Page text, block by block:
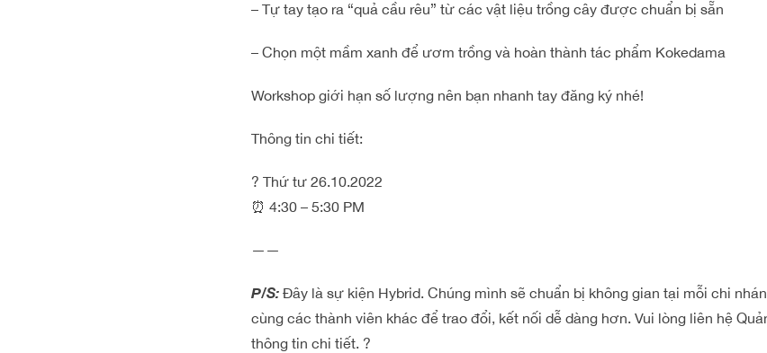
– Tự tay tạo ra “quả cầu rêu” từ các vật liệu trồng cây được chuẩn bị sẵn
– Chọn một mầm xanh để ươm trồng và hoàn thành tác phẩm Kokedama
Workshop giới hạn số lượng nên bạn nhanh tay đăng ký nhé!
Thông tin chi tiết:
? Thứ tư 26.10.2022
⏰ 4:30 – 5:30 PM
——
P/S:Đây là sự kiện Hybrid. Chúng mình sẽ chuẩn bị không gian tại mỗi chi
cùng các thành viên khác để trao đổi, kết nối dễ dàng hơn. Vui lòng liên hệ
thông tin chi tiết. ?